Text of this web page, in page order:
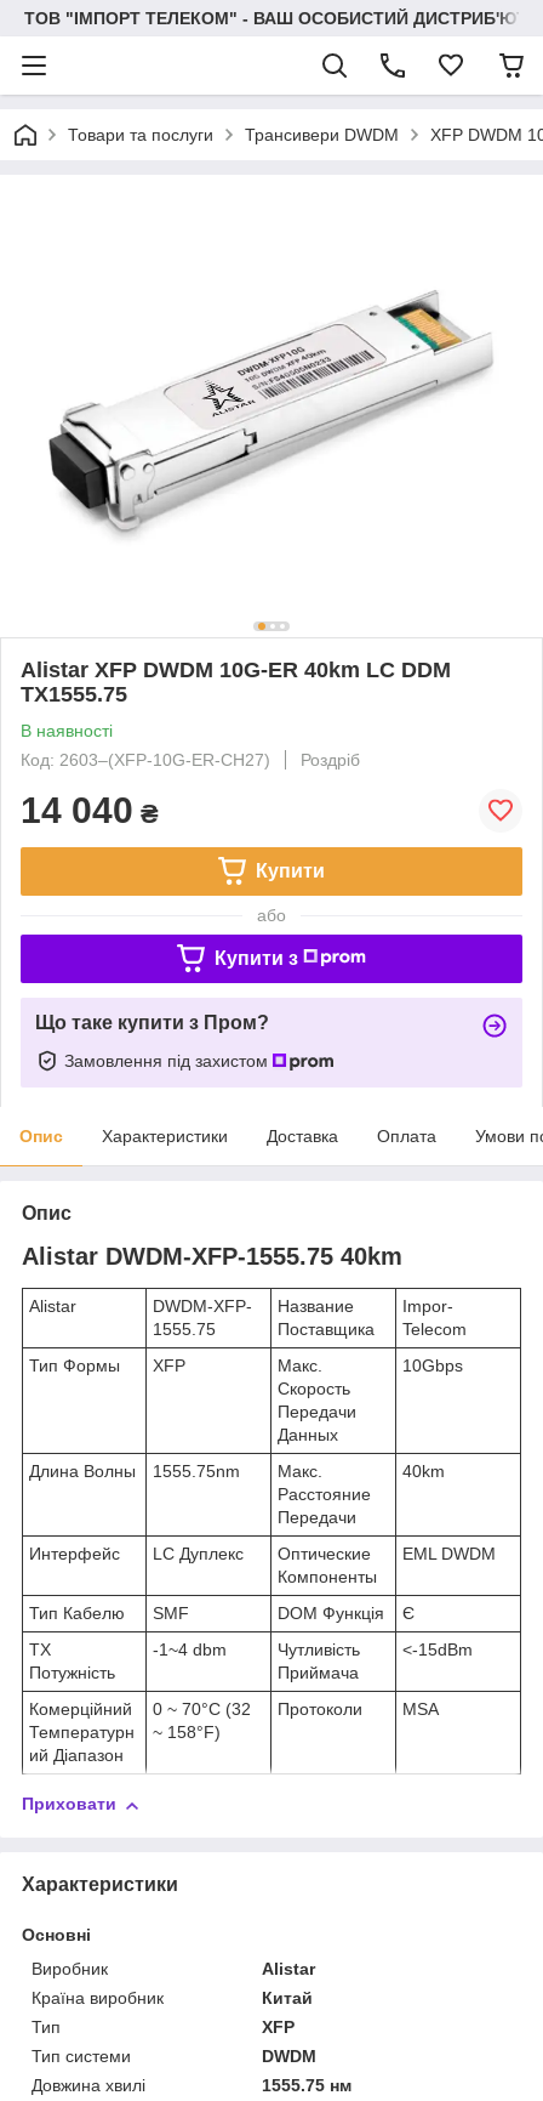
ТОВ "IМПОРТ ТЕЛЕКОМ" - ВАШ ОСОБИСТИЙ
Товари та послуги Трансивери DWDM XFP DWDM
Alistar XFP DWDM 10G-ER 40km LC DDM
TX1555.75
В наявності
Код: 2603‒(XFP-10G-ER-CH27)
Роздріб
14 040 ₴
Купити
або
Купити з
Що таке купити з Пром?
Замовлення під захистом
Опис Характеристики Доставка Оплата Умови
Опис
Alistar DWDM-XFP-1555.75 40km
Alistar
DWDM-XFP-
1555.75
Название
Поставщика
Impor-
Telecom
Тип Формы
XFP
Макс.
Скорость
Передачи
Данных
10Gbps
Длина Волны 1555.75nm
Макс.
Расстояние
Передачи
40km
Интерфейс LC Дуплекс
Оптические
Компоненты
EML DWDM
Тип Кабелю SMF DOM Функція
Є
TX
Потужність
-1~4 dbm
Чутливість
Приймача
<-15dBm
Комерційний
Температурн
ий Діапазон
0 ~ 70°C (32
~ 158°F)
Протоколи MSA
Приховати
Характеристики
Основні
Виробник
Alistar
Країна виробник
Китай
Тип
XFP
Тип системи
DWDM
Довжина хвилі
1555.75 нм